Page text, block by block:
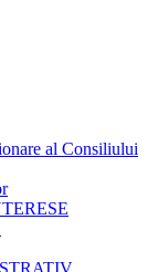
al Consiliului